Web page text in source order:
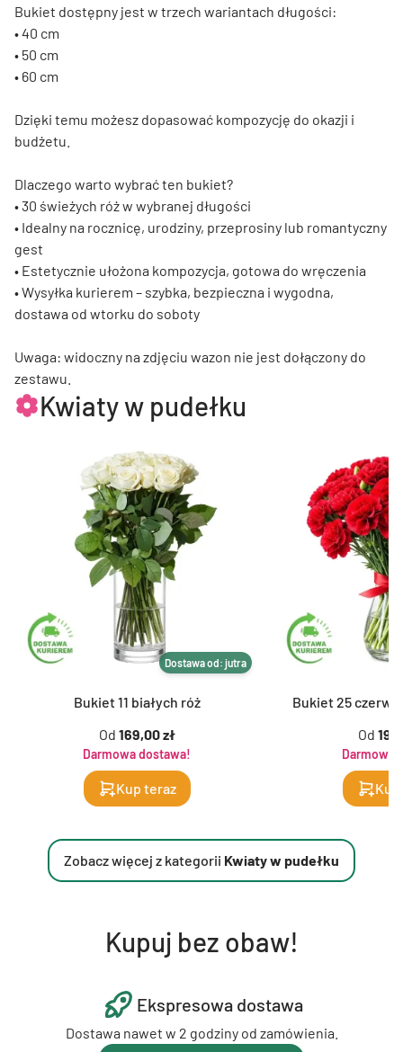
Bukiet dostępny jest w trzech wariantach długości:
• 40 cm
• 50 cm
• 60 cm
Dzięki temu możesz dopasować kompozycję do okazji i
budżetu.
Dlaczego warto wybrać ten bukiet?
• 30 świeżych róż w wybranej długości
• Idealny na rocznicę, urodziny, przeprosiny lub romantyczny
gest
• Estetycznie ułożona kompozycja, gotowa do wręczenia
• Wysyłka kurierem – szybka, bezpieczna i wygodna,
dostawa od wtorku do soboty
Uwaga: widoczny na zdjęciu wazon nie jest dołączony do
zestawu.
Kwiaty w pudełku
Dostawa od: jutra
Bukiet 11 białych róż
Od 169,00 zł
Darmowa dostawa!
Kup teraz
Bukiet 25
Od
Darmowa
Zobacz więcej z kategorii Kwiaty w pudełku
Kupuj bez obaw!
Ekspresowa dostawa
Dostawa nawet w 2 godziny od zamówienia.